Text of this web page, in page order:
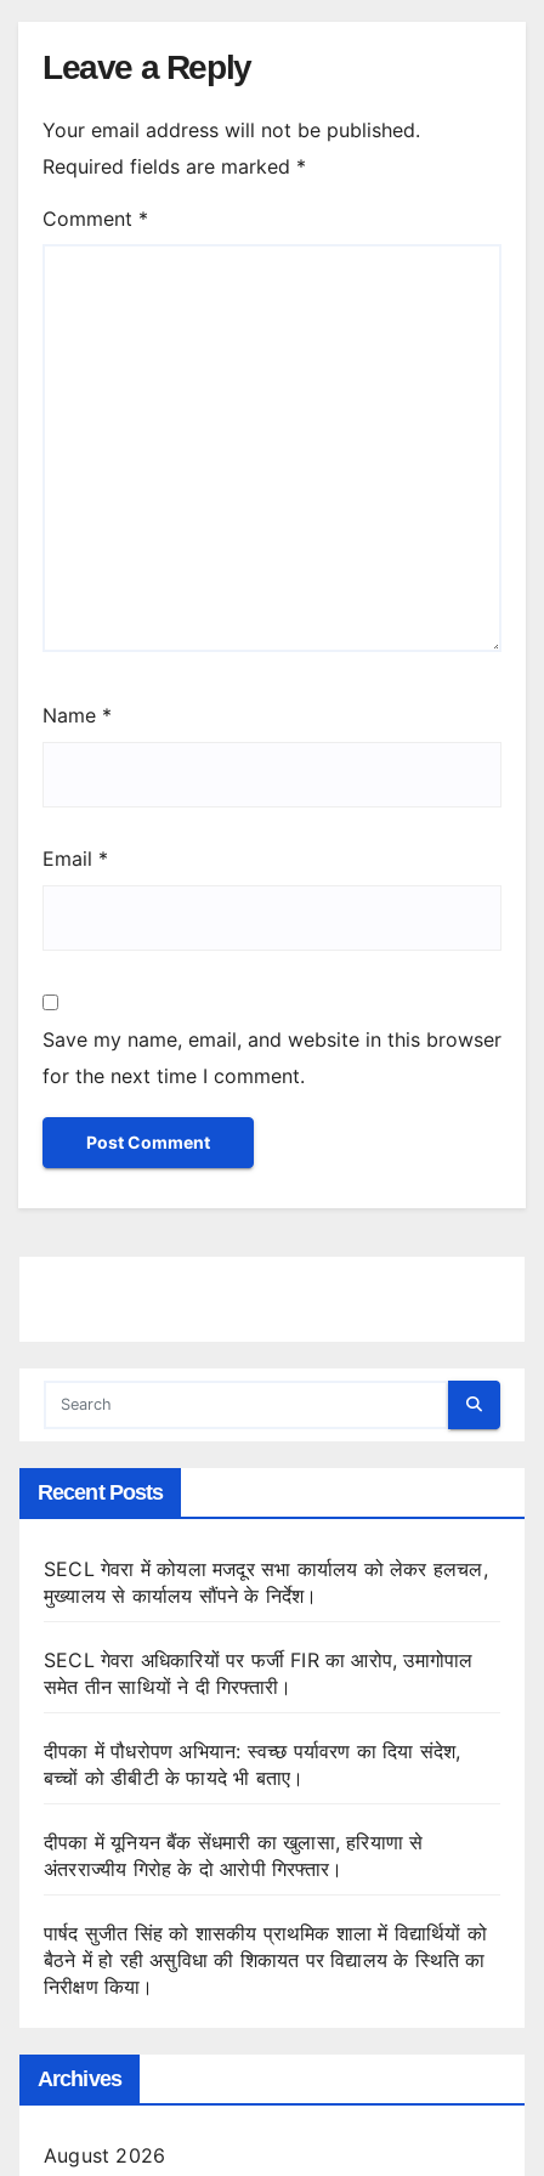
Leave a Reply
Your email address will not be published.
Required fields are marked *
Comment *
Name *
Email *
Save my name, email, and website in this browser
for the next time I comment.
Recent Posts
SECL गेवरा में कोयला मजदूर सभा कार्यालय को लेकर हलचल,
मुख्यालय से कार्यालय सौंपने के निर्देश।
SECL गेवरा अधिकारियों पर फर्जी FIR का आरोप, उमागोपाल
समेत तीन साथियों ने दी गिरफ्तारी।
दीपका में पौधरोपण अभियान: स्वच्छ पर्यावरण का दिया संदेश,
बच्चों को डीबीटी के फायदे भी बताए।
दीपका में यूनियन बैंक सेंधमारी का खुलासा, हरियाणा से
अंतरराज्यीय गिरोह के दो आरोपी गिरफ्तार।
पार्षद सुजीत सिंह को शासकीय प्राथमिक शाला में विद्यार्थियों को
बैठने में हो रही असुविधा की शिकायत पर विद्यालय के स्थिति का
निरीक्षण किया।
Archives
August 2026